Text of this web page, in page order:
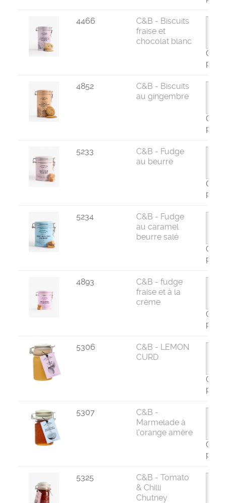
4466
C&B - Biscuits
fraise et
chocolat blanc
par 6
4852
C&B - Biscuits
au gingembre
par 6
5233
C&B - Fudge
au beurre
par 6
5234
C&B - Fudge
au caramel
beurre salé
par 6
4893
C&B - fudge
fraise et à la
crème
par 6
5306
C&B - LEMON
CURD
par 6
5307
C&B -
Marmelade à
l'orange amère
par 6
5325
C&B - Tomato
& Chilli
Chutney